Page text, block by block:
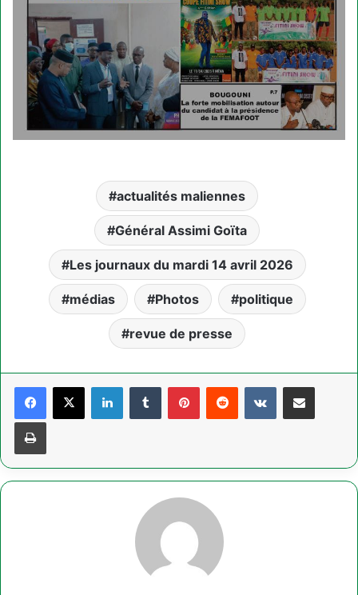
actualités maliennes
Général Assimi Goïta
Les journaux du mardi 14 avril 2026
médias Photos politique
revue de presse
LinkedinTumblr PinterestReddit VKontaktePartager par email
Imprimer